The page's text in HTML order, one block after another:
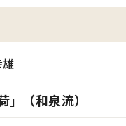
」（和泉流）